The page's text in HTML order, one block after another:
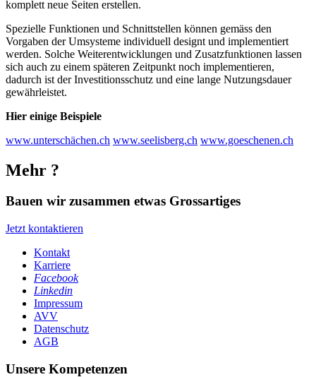
komplett neue Seiten erstellen.
Spezielle Funktionen und Schnittstellen können gemäss den
Vorgaben der Umsysteme individuell designt und implementiert
werden. Solche Weiterentwicklungen und Zusatzfunktionen lassen
sich auch zu einem späteren Zeitpunkt noch implementieren,
dadurch ist der Investitionsschutz und eine lange Nutzungsdauer
gewährleistet.
Hier einige Beispiele
www.unterschächen.ch www.seelisberg.ch www.goeschenen.ch
Mehr ?
Bauen wir zusammen etwas Grossartiges
Jetzt kontaktieren
Kontakt
Karriere
Facebook
Linkedin
Impressum
AVV
Datenschutz
AGB
Unsere Kompetenzen